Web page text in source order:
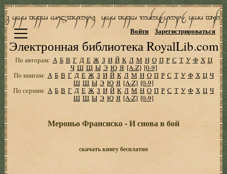
Электронная библиотека RoyalLib.com
Войти Зарегистрироваться
По авторам: А Б В Г Д Е Ж З И Й К Л М Н О П Р С Т У Ф Х Ц
Ч Ш Щ Ы Э Ю Я [A-Z] [0-9]
По книгам: А Б В Г Д Е Ж З И Й К Л М Н О П Р С Т У Ф Х Ц Ч
Ш Щ Ы Э Ю Я [A-Z] [0-9]
По сериям: А Б В Г Д Е Ж З И Й К Л М Н О П Р С Т У Ф Х Ц Ч
Ш Щ Ы Э Ю Я [A-Z] [0-9]
Мероньо Франсиско - И снова в бой
скачать книгу бесплатно